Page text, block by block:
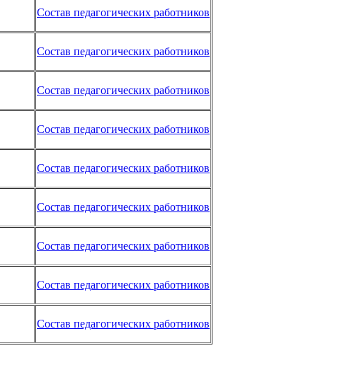
Состав педагогических работников
Состав педагогических работников
Состав педагогических работников
Состав педагогических работников
Состав педагогических работников
Состав педагогических работников
Состав педагогических работников
Состав педагогических работников
Состав педагогических работников